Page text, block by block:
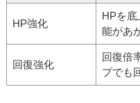
HP強化
HPを
能があ
回復強化
回復倍
プでも